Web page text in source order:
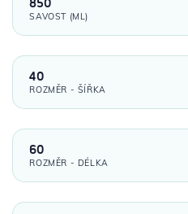
850
SAVOST (ML)
40
ROZMĚR - ŠÍŘKA
60
ROZMĚR - DÉLKA